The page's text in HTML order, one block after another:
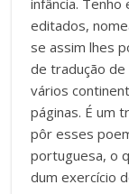
editados,
se assim lhes
de tradução
vários
páginas. É um
pôr esses
portuguesa, o
dum exercício